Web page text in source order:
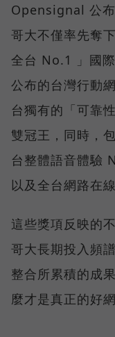
Opensignal 公
哥大不僅率先奪
全台 No.1 」國
公布的台灣行動
台獨有的「可靠
雙冠王，同時，
台整體語音體驗
以及全台網路在
這些獎項反映的
哥大長期投入頻
整合所累積的成
麼才是真正的好